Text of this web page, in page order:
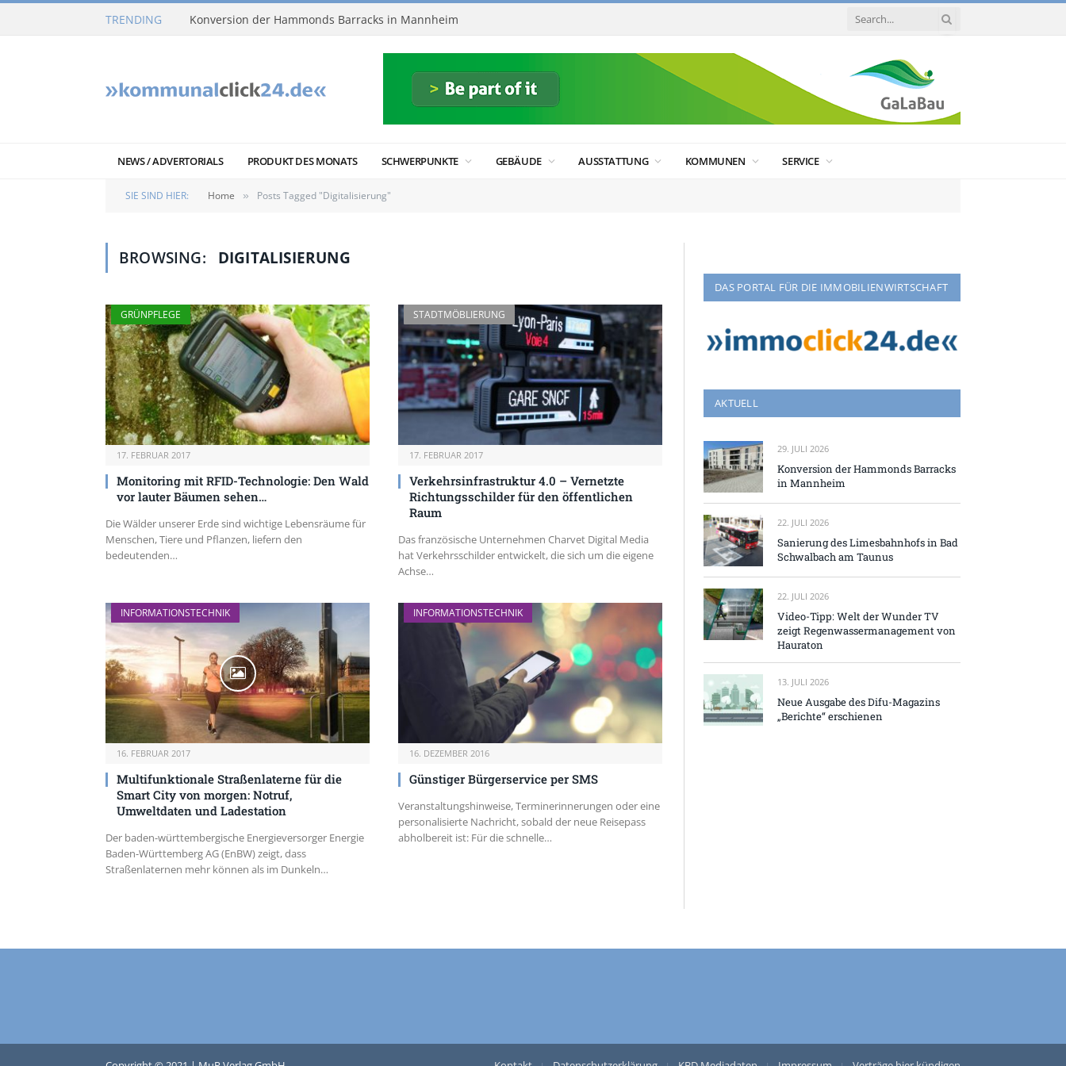
TRENDING Konversion der Hammonds Barracks in Mannheim
NEWS / ADVERTORIALS PRODUKT DES MONATS SCHWERPUNKTE GEBÄUDE AUSSTATTUNG KOMMUNEN SERVICE
SIE SIND HIER: Home » Posts Tagged "Digitalisierung"
BROWSING: DIGITALISIERUNG
GRÜNPFLEGE
17. FEBRUAR 2017
Monitoring mit RFID-Technologie: Den Wald
vor lauter Bäumen sehen…
Die Wälder unserer Erde sind wichtige Lebensräume für
Menschen, Tiere und Pflanzen, liefern den
bedeutenden…
STADTMÖBLIERUNG
17. FEBRUAR 2017
Verkehrsinfrastruktur 4.0 – Vernetzte
Richtungsschilder für den öffentlichen
Raum
Das französische Unternehmen Charvet Digital Media
hat Verkehrsschilder entwickelt, die sich um die eigene
Achse…
INFORMATIONSTECHNIK
16. FEBRUAR 2017
Multifunktionale Straßenlaterne für die
Smart City von morgen: Notruf,
Umweltdaten und Ladestation
Der baden-württembergische Energieversorger Energie
Baden-Württemberg AG (EnBW) zeigt, dass
Straßenlaternen mehr können als im Dunkeln…
INFORMATIONSTECHNIK
16. DEZEMBER 2016
Günstiger Bürgerservice per SMS
Veranstaltungshinweise, Terminerinnerungen oder eine
personalisierte Nachricht, sobald der neue Reisepass
abholbereit ist: Für die schnelle…
DAS PORTAL FÜR DIE IMMOBILIENWIRTSCHAFT
AKTUELL
29. JULI 2026
Konversion der Hammonds Barracks
in Mannheim
22. JULI 2026
Sanierung des Limesbahnhofs in Bad
Schwalbach am Taunus
22. JULI 2026
Video-Tipp: Welt der Wunder TV
zeigt Regenwassermanagement von
Hauraton
13. JULI 2026
Neue Ausgabe des Difu-Magazins
„Berichte“ erschienen